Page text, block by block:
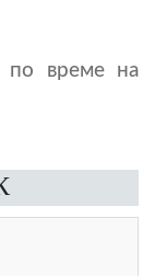
по време на